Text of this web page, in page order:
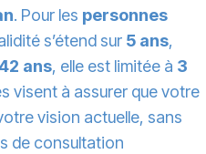
. Pour les personnes
s’étend sur 5 ans,
ans, elle est limitée à 3
visent à assurer que votre
vision actuelle, sans
de consultation